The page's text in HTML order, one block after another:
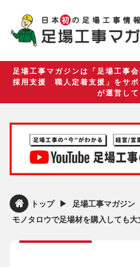
足場工事マガジンは「足場工事
採用支援 職人定着支援」をサポ
が運営して
トップ ▶︎ 足場工事マガジン
モノタロウで足場材を購入しても